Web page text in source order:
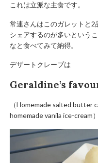
これは立派な主食です。
常連さんはこのガレットと
シェアするのが多いという
なと食べてみて納得。
デザートクレープは
Geraldine’s
（Homemade salted butter
homemade vanila ice-cream）